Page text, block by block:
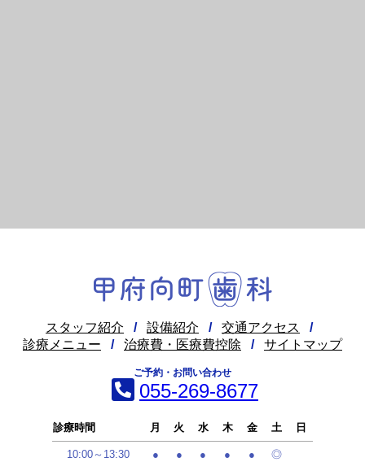
スタッフ紹介 / 設備紹介 / 交通アクセス
/
診療メニュー
/ 治療費・医療費控除 / サイトマップ
ご予約・お問い合わせ
055-269-8677
診療時間 月 火 水 木 金 土 日
10:00～13:30 ● ● ● ● ● ◎